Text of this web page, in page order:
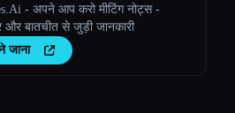
- अपने आप करो मीटिंग नोट्स -
और बातचीत से जुड़ी जानकारी
जाना